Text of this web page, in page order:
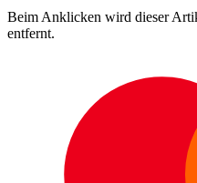
Beim Anklicken wird dieser
entfernt.